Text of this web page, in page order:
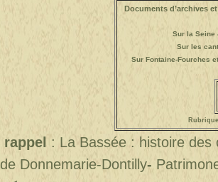
Documents d’archives
Sur la Seine
Sur les
Sur Fontaine-Fourches
rappel : La Bassée : histoire des
de Donnemarie-Dontilly-